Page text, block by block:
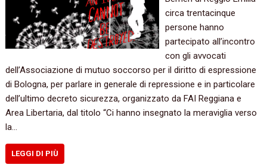
circa trentacinque
persone hanno
partecipato all’incontro
con gli avvocati
dell’Associazione di mutuo soccorso per il diritto di espressione
di Bologna, per parlare in generale di repressione e in particolare
dell’ultimo decreto sicurezza, organizzato da FAI Reggiana e
Area Libertaria, dal titolo “Ci hanno insegnato la meraviglia verso
la…
LEGGI DI PIÙ